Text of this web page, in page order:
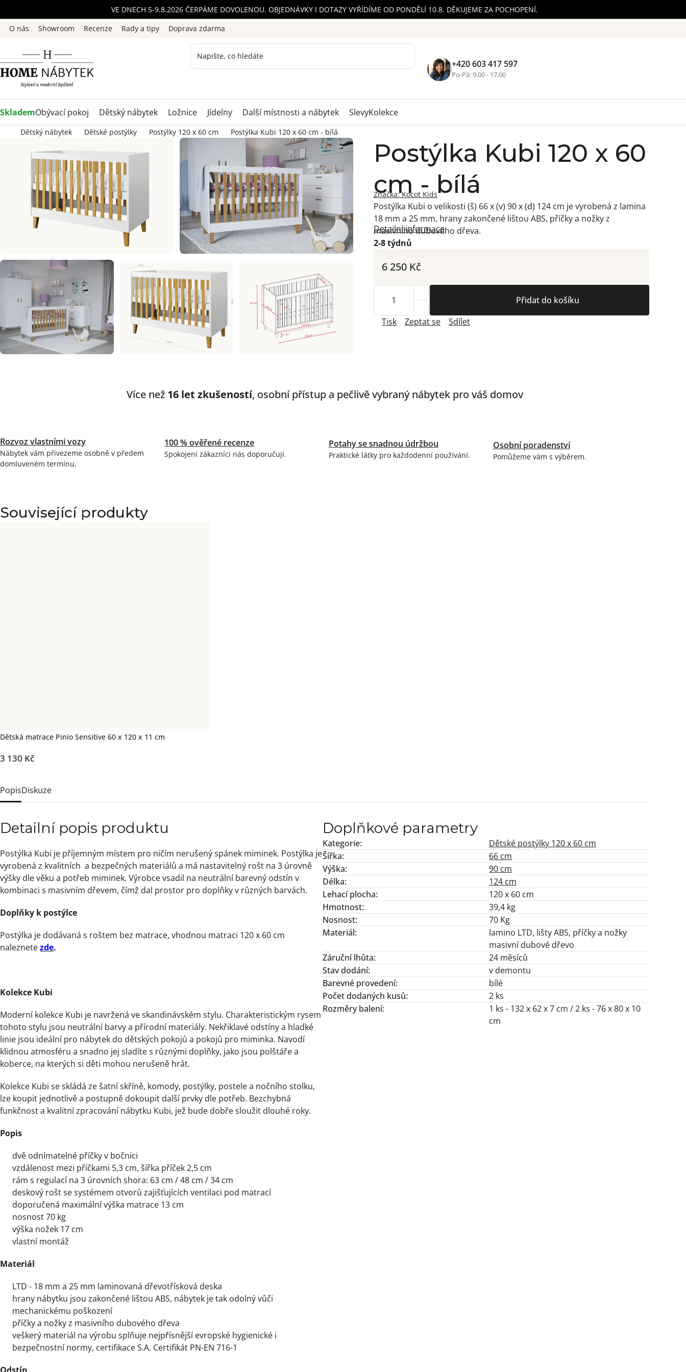
na
obsah
VE DNECH 5-9.8.2026 ČERPÁME DOVOLENOU. OBJEDNÁVKY I DOTAZY VYŘÍDÍME OD PONDĚLÍ 10.8. DĚKUJEME ZA POCHOPENÍ.
O nás
Showroom Recenze Rady a tipy Doprava zdarma
+420 603 417 597
Po-Pá: 9.00 - 17.00
SklademObývací pokoj Dětský nábytek Ložnice Jídelny Další místnosti a nábytek SlevyKolekce
Dětský nábytek Dětské postýlky Postýlky 120 x 60 cm Postýlka Kubi 120 x 60 cm - bílá
Postýlka Kubi 120 x 60
cm - bílá
Značka:Kocot Kids
6 250 Kč
2-8 týdnů
Přidat do košíku
Postýlka Kubi o velikosti (š) 66 x (v) 90 x (d) 124 cm je vyrobená z lamina
18 mm a 25 mm, hrany zakončené lištou ABS, příčky a nožky z
masivního dubového dřeva.
Detailní informace
Tisk Zeptat se Sdílet
Více než 16 let zkušeností, osobní přístup a pečlivě vybraný nábytek pro váš domov
Rozvoz vlastními vozy
Nábytek vám přivezeme osobně v předem
domluveném termínu.
100 % ověřené recenze
Spokojení zákazníci nás doporučují.
Potahy se snadnou údržbou
Praktické látky pro každodenní používání.
Osobní poradenství
Pomůžeme vám s výběrem.
Související produkty
Dětská matrace Pinio Sensitive 60 x 120 x 11 cm
3 130 Kč
PopisDiskuze
Detailní popis produktu
Postýlka Kubi je příjemným místem pro ničím nerušený spánek miminek. Postýlka je
vyrobená z kvalitních a bezpečných materiálů a má nastavitelný rošt na 3 úrovně
výšky dle věku a potřeb miminek. Výrobce vsadil na neutrální barevný odstín v
kombinaci s masivním dřevem, čímž dal prostor pro doplňky v různých barvách.
Doplňky k postýlce
Postýlka je dodávaná s roštem bez matrace, vhodnou matraci 120 x 60 cm
naleznetezde.
Kolekce Kubi
Moderní kolekce Kubi je navržená ve skandinávském stylu. Charakteristickým rysem
tohoto stylu jsou neutrální barvy a přírodní materiály. Nekřiklavé odstíny a hladké
linie jsou ideální pro nábytek do dětských pokojů a pokojů pro miminka. Navodí
klidnou atmosféru a snadno jej sladíte s různými doplňky, jako jsou polštáře a
koberce, na kterých si děti mohou nerušeně hrát.
Kolekce Kubi se skládá ze šatní skříně, komody, postýlky, postele a nočního stolku,
lze koupit jednotlivě a postupně dokoupit další prvky dle potřeb. Bezchybná
funkčnost a kvalitní zpracování nábytku Kubi, jež bude dobře sloužit dlouhé roky.
Popis
dvě odnímatelné příčky v bočnici
vzdálenost mezi příčkami 5,3 cm, šířka příček 2,5 cm
rám s regulací na 3 úrovních shora: 63 cm / 48 cm / 34 cm
deskový rošt se systémem otvorů zajišťujících ventilaci pod matrací
doporučená maximální výška matrace 13 cm
nosnost 70 kg
výška nožek 17 cm
vlastní montáž
Materiál
LTD - 18 mm a 25 mm laminovaná dřevotřísková deska
hrany nábytku jsou zakončené lištou ABS, nábytek je tak odolný vůči
mechanickému poškození
příčky a nožky z masivního dubového dřeva
veškerý materiál na výrobu splňuje nejpřísnější evropské hygienické i
bezpečnostní normy, certifikace S.A. Certifikát PN-EN 716-1
Doplňkové parametry
Kategorie:
Dětské postýlky 120 x 60 cm
Šířka:
66 cm
Výška:
90 cm
Délka:
124 cm
Lehací plocha:
120 x 60 cm
Hmotnost:
39,4 kg
Nosnost:
70 Kg
Materiál:
lamino LTD, lišty ABS, příčky a nožky
masivní dubové dřevo
Záruční lhůta:
24 měsíců
Stav dodání:
v demontu
Barevné provedení:
bílé
Počet dodaných kusů:
2 ks
Rozměry balení:
1 ks - 132 x 62 x 7 cm / 2 ks - 76 x 80 x 10
cm